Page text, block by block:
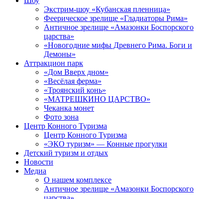
Экстрим-шоу «Кубанская пленница»
Феерическое зрелище «Гладиаторы Рима»
Античное зрелище «Амазонки Боспорского
царства»
«Новогодние мифы Древнего Рима. Боги и
Демоны»
Аттракцион парк
«Дом Вверх дном»
«Весёлая ферма»
«Троянский конь»
«МАТРЕШКИНО ЦАРСТВО»
Чеканка монет
Фото зона
Центр Конного Туризма
Центр Конного Туризма
«ЭКО туризм» — Конные прогулки
Детский туризм и отдых
Новости
Медиа
О нашем комплексе
Античное зрелище «Амазонки Боспорского